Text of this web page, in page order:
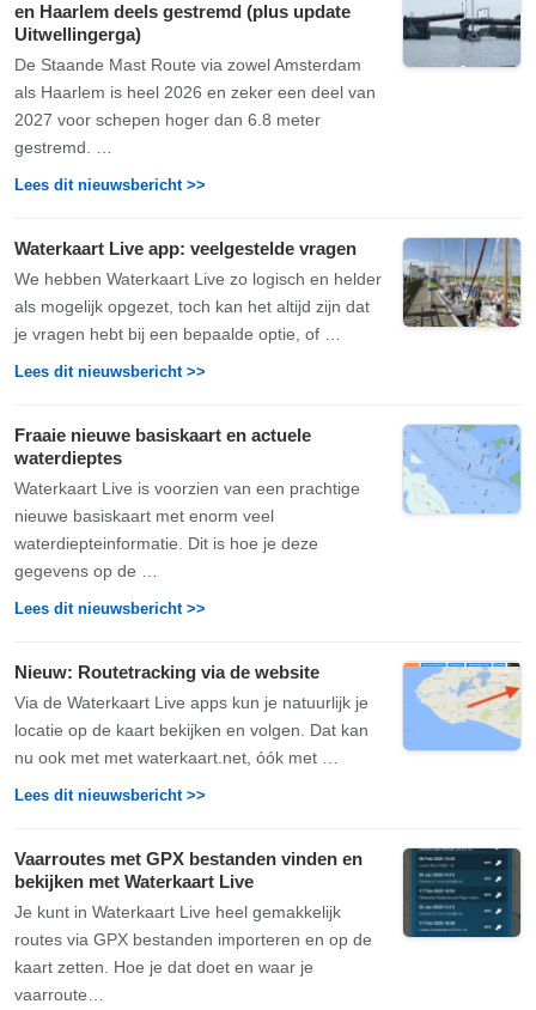
en Haarlem deels gestremd (plus update
Uitwellingerga)
De Staande Mast Route via zowel Amsterdam
als Haarlem is heel 2026 en zeker een deel van
2027 voor schepen hoger dan 6.8 meter
gestremd. …
Lees dit nieuwsbericht >>
Waterkaart Live app: veelgestelde vragen
We hebben Waterkaart Live zo logisch en helder
als mogelijk opgezet, toch kan het altijd zijn dat
je vragen hebt bij een bepaalde optie, of …
Lees dit nieuwsbericht >>
Fraaie nieuwe basiskaart en actuele
waterdieptes
Waterkaart Live is voorzien van een prachtige
nieuwe basiskaart met enorm veel
waterdiepteinformatie. Dit is hoe je deze
gegevens op de …
Lees dit nieuwsbericht >>
Nieuw: Routetracking via de website
Via de Waterkaart Live apps kun je natuurlijk je
locatie op de kaart bekijken en volgen. Dat kan
nu ook met met waterkaart.net, óók met …
Lees dit nieuwsbericht >>
Vaarroutes met GPX bestanden vinden en
bekijken met Waterkaart Live
Je kunt in Waterkaart Live heel gemakkelijk
routes via GPX bestanden importeren en op de
kaart zetten. Hoe je dat doet en waar je
vaarroute…